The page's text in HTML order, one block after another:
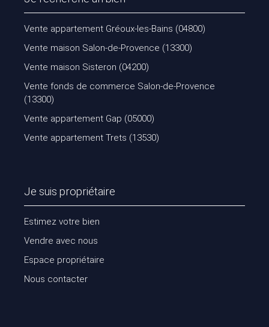
Vente appartement Gréoux-les-Bains (04800)
Vente maison Salon-de-Provence (13300)
Vente maison Sisteron (04200)
Vente fonds de commerce Salon-de-Provence
(13300)
Vente appartement Gap (05000)
Vente appartement Trets (13530)
Je suis propriétaire
Estimez votre bien
Vendre avec nous
Espace propriétaire
Nous contacter